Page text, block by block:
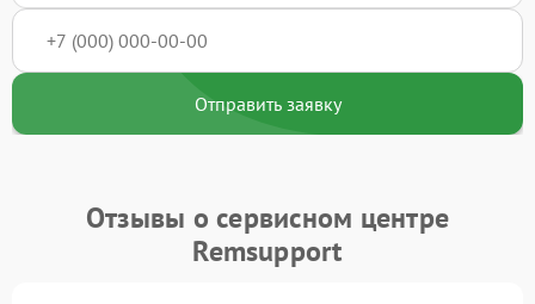
Отправить заявку
Отзывы о сервисном центре
Remsupport